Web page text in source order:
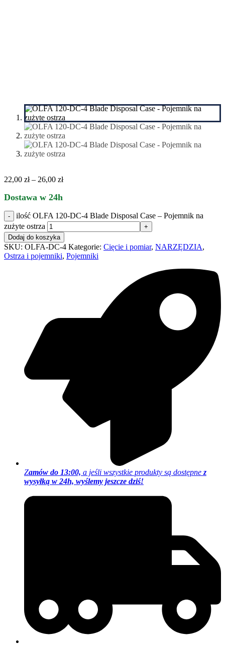
22,00 zł – 26,00 zł
Dostawa w 24h
ilość OLFA 120-DC-4 Blade Disposal Case – Pojemnik na
zużyte ostrza
Dodaj do koszyka
SKU: OLFA-DC-4 Kategorie: Cięcie i pomiar, NARZĘDZIA,
Ostrza i pojemniki, Pojemniki
Zamów do 13:00, a jeśli wszystkie produkty są dostępne z
wysyłką w 24h, wyślemy jeszcze dziś!